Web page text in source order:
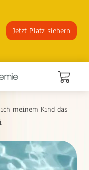
Jetzt Platz sichern
meinem Kind das